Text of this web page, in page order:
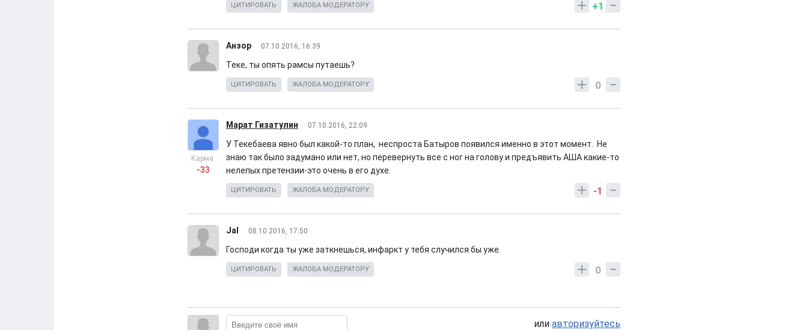
+1
ЦИТИРОВАТЬ ЖАЛОБА МОДЕРАТОРУ
Анзор 07.10.2016, 16:39
Теке, ты опять рамсы путаешь?
0
ЦИТИРОВАТЬ ЖАЛОБА МОДЕРАТОРУ
Марат Гизатулин 07.10.2016, 22:09
Карма:
-33
У Текебаева явно был какой-то план, неспроста Батыров появился именно в этот момент. Не
знаю так было задумано или нет, но перевернуть все с ног на голову и предъявить АША какие-то
нелепых претензии-это очень в его духе.
-1
ЦИТИРОВАТЬ ЖАЛОБА МОДЕРАТОРУ
Jal 08.10.2016, 17:50
Господи когда ты уже заткнешься, инфаркт у тебя случился бы уже.
0
ЦИТИРОВАТЬ ЖАЛОБА МОДЕРАТОРУ
или авторизуйтесь